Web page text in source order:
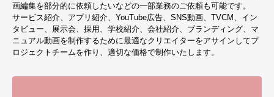
画編集を部分的に依頼したいなどの一部業務のご依頼も可能です。
サービス紹介、アプリ紹介、YouTube広告、SNS動画、TVCM、イン
タビュー、展示会、採用、学校紹介、会社紹介、ブランディング、マ
ニュアル動画を制作するために最適なクリエイターをアサインしてプ
ロジェクトチームを作り、適切な価格で制作いたします。